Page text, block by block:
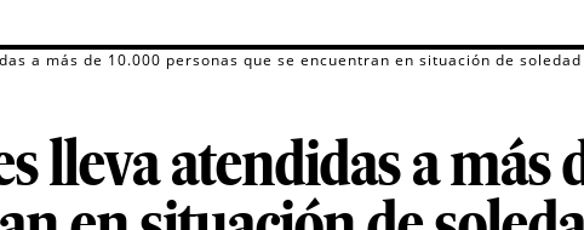
a más de 10.000 personas que se encuentran en situación de soledad
lleva atendidas a más